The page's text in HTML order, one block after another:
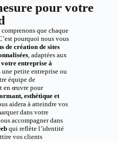
pour votre
que chaque
pourquoi nous vous
de création de sites
, adaptées aux
votre entreprise à
une petite entreprise ou
équipe de
en œuvre pour
esthétique et
aidera à atteindre vos
dans votre
accompagner dans
qui reflète l’identité
vos clients